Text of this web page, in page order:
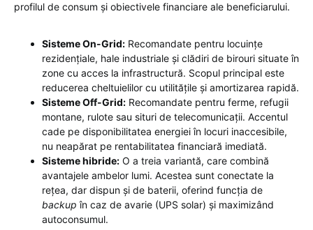
profilul de consum și obiectivele financiare ale beneficiarului.
Sisteme On-Grid: Recomandate pentru locuințe
rezidențiale, hale industriale și clădiri de birouri situate în
zone cu acces la infrastructură. Scopul principal este
reducerea cheltuielilor cu utilitățile și amortizarea rapidă.
Sisteme Off-Grid: Recomandate pentru ferme, refugii
montane, rulote sau situri de telecomunicații. Accentul
cade pe disponibilitatea energiei în locuri inaccesibile,
nu neapărat pe rentabilitatea financiară imediată.
Sisteme hibride: O a treia variantă, care combină
avantajele ambelor lumi. Acestea sunt conectate la
rețea, dar dispun și de baterii, oferind funcția de
backup în caz de avarie (UPS solar) și maximizând
autoconsumul.